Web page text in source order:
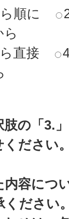
順に
直接
の「3.
ください
容につ
ください